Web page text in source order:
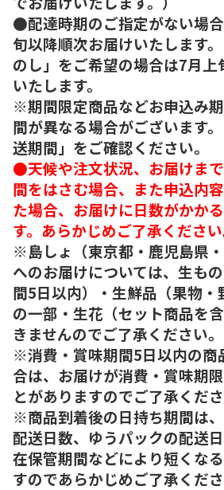
●配達時期のご指定がない場
旬以降順次お届けいたします
のし」をご希望の場合は7月上
いたします。
※期間限定商品などお申込み
間が異なる場合がございます
送期間」をご確認ください。
●天候や注文状況、お届けま
間をはさむ場合、また申込内
た場合、お届けに日数がかか
す。あらかじめご了承ください
※島しょ（東京都・鹿児島県
へのお届けについては、生も
間5日以内）・生鮮品（果物・
の一部・生花（セット商品を
きませんのでご了承ください。
※消費・賞味期間5日以内の商
合は、お届けが消費・賞味期
とがありますのでご了承くださ
※商品到着後の日持ち期間は
配送日数、ゆうパックの配送
在保管期間などにより短くな
すのであらかじめご了承くださ